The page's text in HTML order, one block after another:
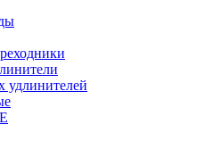
удлинителей